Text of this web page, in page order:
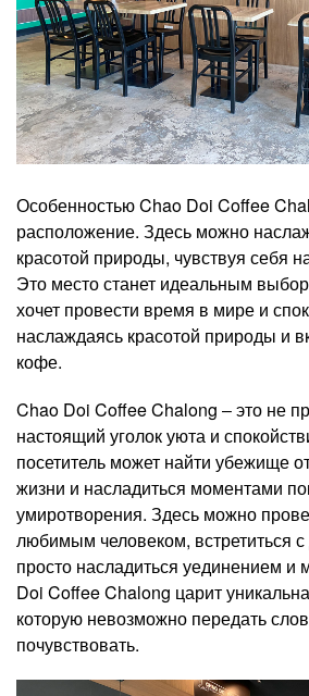
Особенностью Chao Doi Coffee
расположение. Здесь можно
красотой природы, чувствуя себя
Это место станет идеальным
хочет провести время в мире и
наслаждаясь красотой природы и
кофе.
Chao Doi Coffee Chalong ‒ это не
настоящий уголок уюта и
посетитель может найти убежище
жизни и насладиться моментами
умиротворения. Здесь можно
любимым человеком, встретиться
просто насладиться уединением
Doi Coffee Chalong царит
которую невозможно передать
почувствовать.